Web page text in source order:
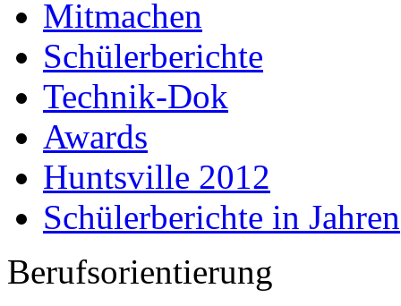
Mitmachen
Schülerberichte
Technik-Dok
Awards
Huntsville 2012
Schülerberichte in Jahren
Berufsorientierung